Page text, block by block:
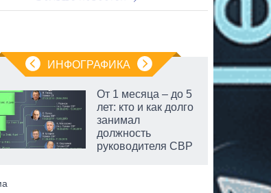
ИНФОГРАФИКА
От 1 месяца – до 5
лет: кто и как долго
занимал
должность
руководителя СВР